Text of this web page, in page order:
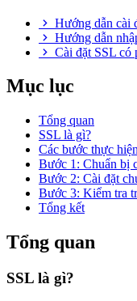
Hướng dẫn cài
Hướng dẫn
Cài đặt SSL có
Mục lục
Tổng quan
SSL là gì?
Các bước thực hiện
Bước 1: Chuẩn bị
Bước 2: Cài đặt
Bước 3: Kiểm tra
Tổng kết
Tổng quan
SSL là gì?